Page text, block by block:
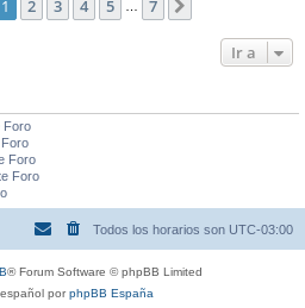
de
1 2 3 4 5 7
Ir a
Foro
Foro
Foro
Todos los horarios son UTC-03:00
® Forum Software © phpBB Limited
porphpBB España